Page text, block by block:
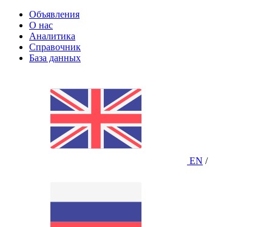
Объявления
О нас
Аналитика
Справочник
База данных
EN /